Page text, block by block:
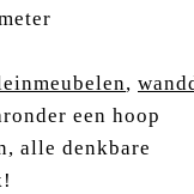
,
een hoop
alle denkbare